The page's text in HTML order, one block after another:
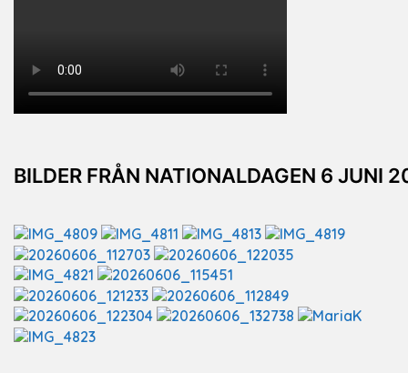
BILDER FRÅN NATIONALDAGEN 6 JUNI